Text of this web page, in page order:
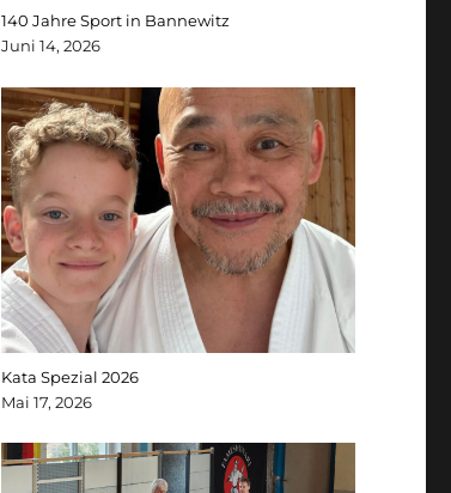
140 Jahre Sport in Bannewitz
Juni 14, 2026
Kata Spezial 2026
Mai 17, 2026